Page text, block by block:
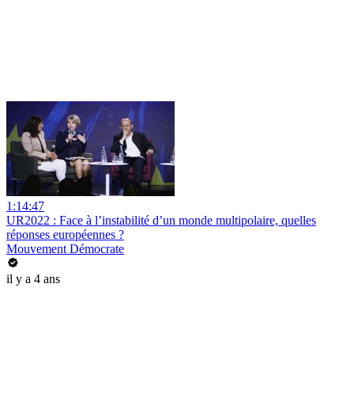
1:14:47
UR2022 : Face à l’instabilité d’un monde multipolaire, quelles
réponses européennes ?
Mouvement Démocrate
il y a 4 ans